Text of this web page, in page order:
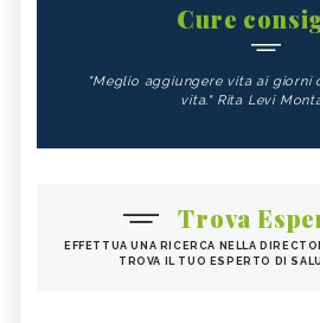
Cure
"Meglio aggiungere vita ai giorni
vita." Rita Levi
Trova
EFFETTUA UNA RICERCA NELLA
TROVA IL TUO ESPERTO DI